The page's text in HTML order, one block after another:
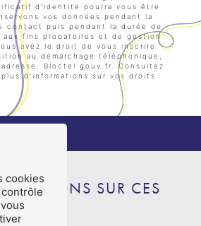
d'identité pourra vous être
vos données pendant la
contact puis pendant la durée de
aux fins probatoires et de gestion
avez le droit de vous inscrire
au démarchage téléphonique,
Bloctel.gouv.fr . Consultez
d’informations sur vos droits.
SUR CES
VILLES
cookies